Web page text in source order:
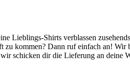
Lieblings-Shirts verblassen
kommen? Dann ruf einfach an!
schicken dir die Lieferung an deine